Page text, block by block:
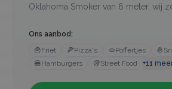
Oklahoma Smoker van 6 meter, wij
Ons aanbod:
🍟Friet 🍕Pizza's 🫓Poffertjes 🧆
🍔Hamburgers 🥡Street Food +11